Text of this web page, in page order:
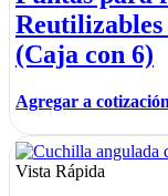
(Caja con 6)
Agregar a cotización
Vista Rápida